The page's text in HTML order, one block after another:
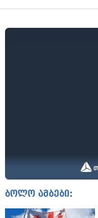
ბოლო ამბები: